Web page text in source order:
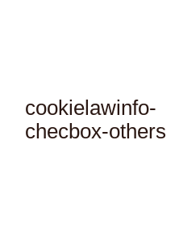
cookielawinfo-
checbox-others